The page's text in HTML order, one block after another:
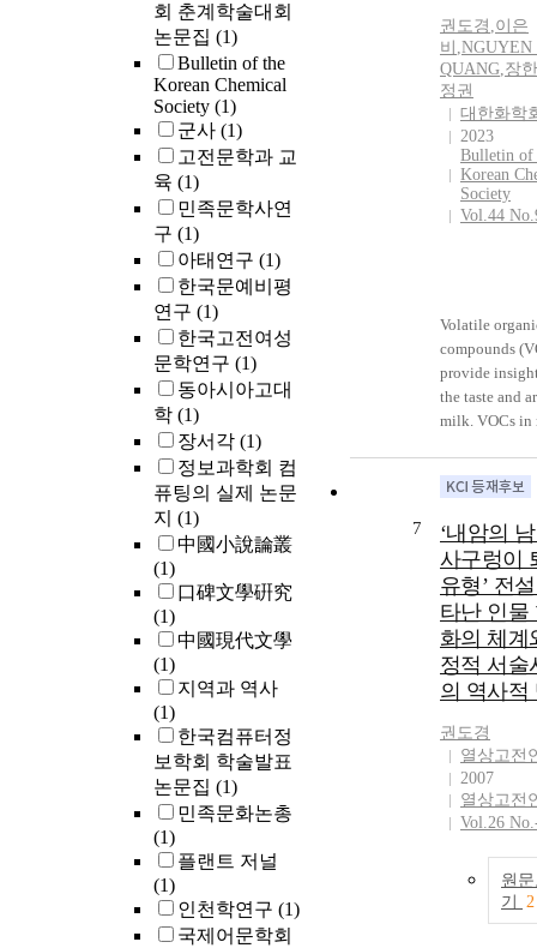
회 춘계학술대회
논문집 (1)
Bulletin of the
Korean Chemical
Society (1)
군사 (1)
고전문학과 교
육 (1)
민족문학사연
구 (1)
아태연구 (1)
한국문예비평
연구 (1)
한국고전여성
문학연구 (1)
동아시아고대
학 (1)
장서각 (1)
정보과학회 컴
퓨팅의 실제 논문
지 (1)
中國小說論叢
(1)
口碑文學硏究
(1)
中國現代文學
(1)
지역과 역사
(1)
한국컴퓨터정
보학회 학술발표
논문집 (1)
민족문화논총
(1)
플랜트 저널
(1)
인천학연구 (1)
국제어문학회
권도경 ,이은
비 ,NGUYEN
QUANG,장
정권
대한화학
2023
Bulletin of
Korean
Society
Vol.44
Volatile
compounds
provide
the taste and
milk. VOCs
headspace gas
mass
(GC‐MS).
static
MS is a
widely
analytical
for the
samples, it
been
applied to
samples. In
static
MS was used
compare the
three different
of
7
‘내암의
사구렁이
유형’ 전
타난 인물
화의 체계
정적 서술
의 역사적
권도경
열상고전
2007
열상고전
Vol.26
원
기
2